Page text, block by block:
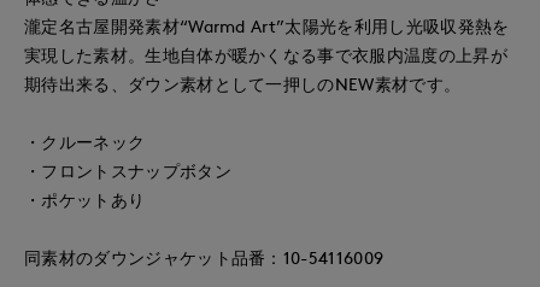
瀧定名古屋開発素材“Warmd Art”太陽光を利用し光吸収発熱を
実現した素材。生地自体が暖かくなる事で衣服内温度の上昇が
期待出来る、ダウン素材として一押しのNEW素材です。
・クルーネック
・フロントスナップボタン
・ポケットあり
同素材のダウンジャケット品番：10-54116009